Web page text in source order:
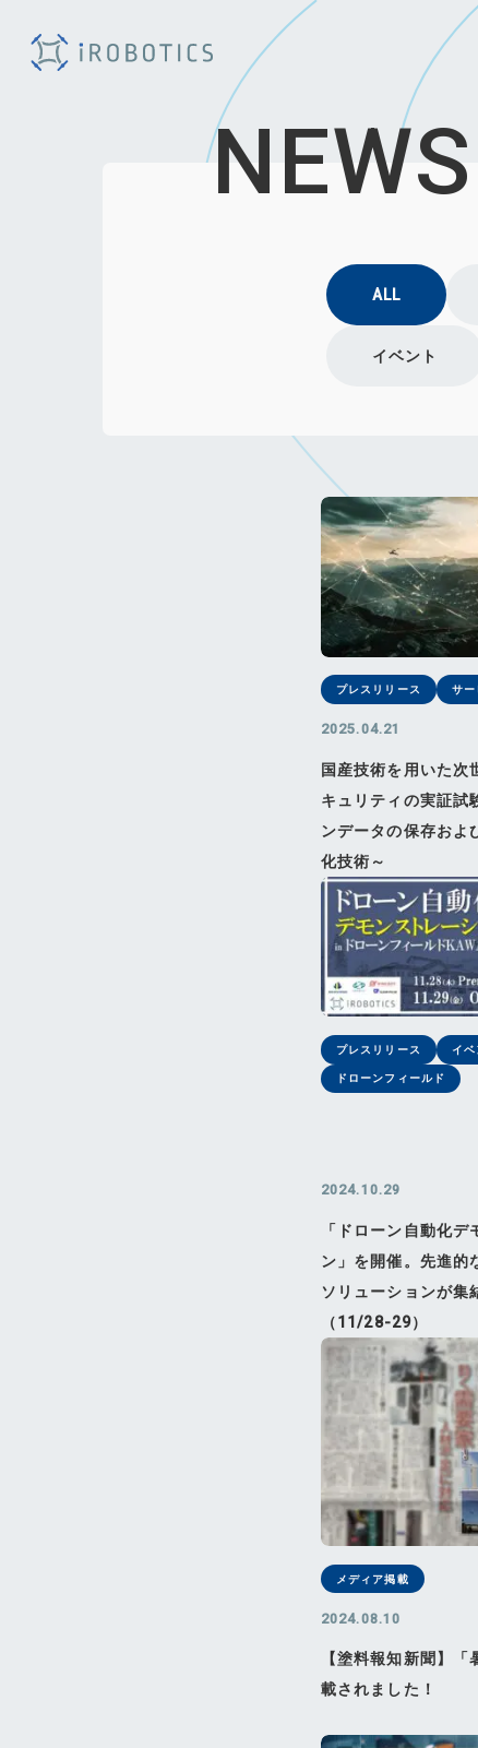
NEWS
ALL
イベント
プレスリリース サー
2025.04.21
国産技術を用いた次
キュリティの実証試
ンデータの保存およ
化技術～
プレスリリース イベ
ドローンフィールド
2024.10.29
「ドローン自動化デ
ン」を開催。先進的
ソリューションが集
（11/28-29）
メディア掲載
2024.08.10
【塗料報知新聞】「
載されました！